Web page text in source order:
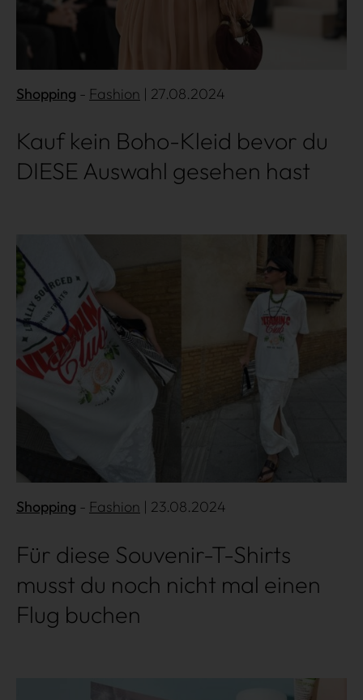
Shopping Fashion | 27.08.2024
Kauf kein Boho-Kleid bevor du
DIESE Auswahl gesehen hast
Shopping Fashion | 23.08.2024
Für diese Souvenir-T-Shirts
musst du noch nicht mal einen
Flug buchen
Mehr lesen